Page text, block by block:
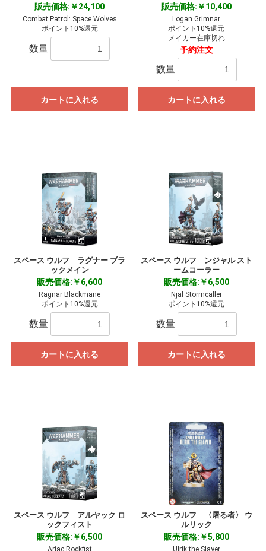
販売価格:￥24,100
Combat Patrol: Space Wolves
ポイント10%還元
数量
カートに入れる
販売価格:￥10,400
Logan Grimnar
ポイント10%還元
メイカー在庫切れ
予約注文
数量
カートに入れる
スペース ウルフ ラグナー ブラ
ックメイン
販売価格:￥6,600
Ragnar Blackmane
ポイント10%還元
数量
カートに入れる
スペース ウルフ ンジャル スト
ームコーラー
販売価格:￥6,500
Njal Stormcaller
ポイント10%還元
数量
カートに入れる
スペース ウルフ アルヤック ロ
ックフィスト
販売価格:￥6,500
スペース ウルフ 〈屠る者〉 ウ
ルリック
販売価格:￥5,800